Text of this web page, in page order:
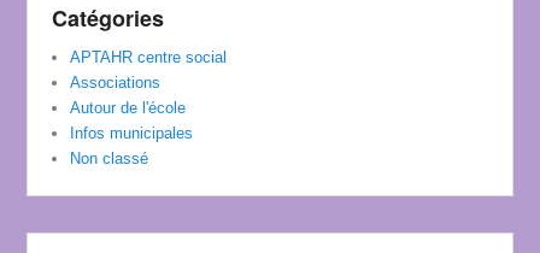
Catégories
APTAHR centre social
Associations
Autour de l'école
Infos municipales
Non classé